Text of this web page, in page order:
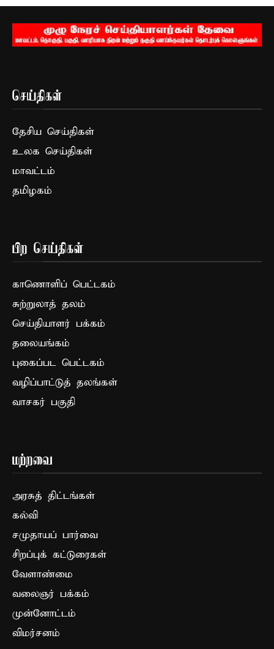
செய்திகள்
தேசிய செய்திகள்
உலக செய்திகள்
மாவட்டம்
தமிழகம்
பிற செய்திகள்
காணொளிப் பெட்டகம்
சுற்றுலாத் தலம்
செய்தியாளர் பக்கம்
தலையங்கம்
புகைப்பட பெட்டகம்
வழிப்பாட்டுத் தலங்கள்
வாசகர் பகுதி
மற்றவை
அரசுத் திட்டங்கள்
கல்வி
சமுதாயப் பார்வை
சிறப்புக் கட்டுரைகள்
வேளாண்மை
வலைஞர் பக்கம்
முன்னோட்டம்
விமர்சனம்